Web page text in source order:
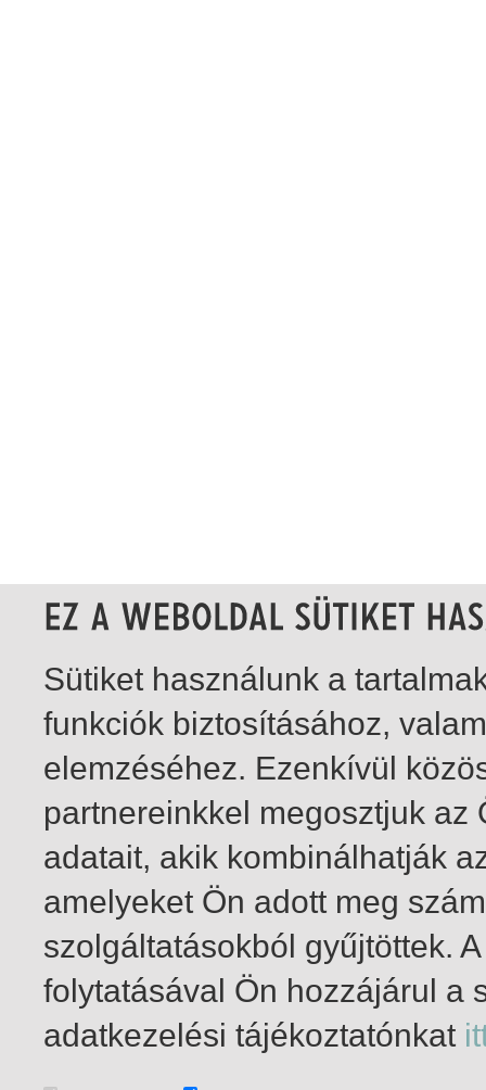
1-3 / összesen 3 találat
Sütiket használunk a
funkciók biztosításához,
elemzéséhez. Ezenkívül
partnereinkkel megosztjuk
adatait, akik kombinálhatják
amelyeket Ön adott meg
szolgáltatásokból gyűjtöttek.
folytatásával Ön hozzájárul a
adatkezelési tájékoztatónkat